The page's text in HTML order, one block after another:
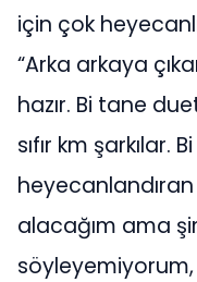
için çok
“Arka arkaya
hazır. Bi tane
sıfır km
alacağım ama
söyleyemiyorum,